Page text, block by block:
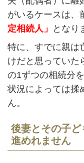
がいるケースは、
定相続人」
となり
特に、すでに親は
けだと思っていた
の1ずつの相続分
状況によっては揉
ん。
後妻とその子
進めれません